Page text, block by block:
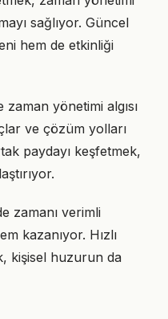
sağlıyor. Güncel
hem de etkinliği
yönetimi algısı
ve çözüm yolları
paydayı keşfetmek,
zamanı verimli
kazanıyor. Hızlı
kişisel huzurun da